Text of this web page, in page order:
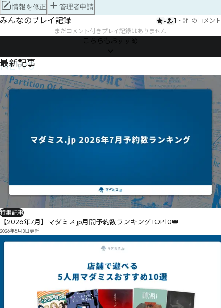
情報を修正 管理者申請
みんなのプレイ記録 - 1 ・ 0件のコメント
まだコメント付きプレイ記録はありません
こちらもおすすめ
NEWS
最新記事
特集記事
【2026年7月】マダミス.jp月間予約数ランキングTOP10👑
2026年8月3日更新